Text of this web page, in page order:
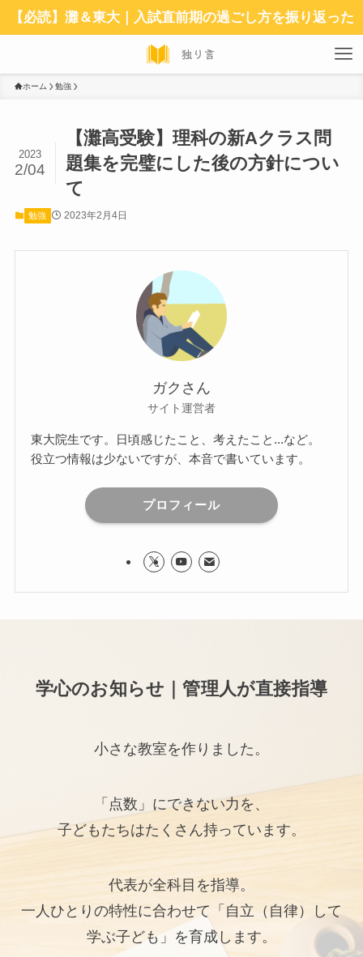
【必読】灘＆東大｜入試直前期の過ごし方を振り返った
ホーム 勉強
【灘高受験】理科の新Aクラス問
題集を完璧にした後の方針につい
て
2023
2/04
勉強 2023年2月4日
ガクさん
サイト運営者
東大院生です。日頃感じたこと、考えたこと...など。
役立つ情報は少ないですが、本音で書いています。
プロフィール
学心のお知らせ｜管理人が直接指導
小さな教室を作りました。
「点数」にできない力を、
子どもたちはたくさん持っています。
代表が全科目を指導。
一人ひとりの特性に合わせて「自立（自律）して
学ぶ子ども」を育成します。